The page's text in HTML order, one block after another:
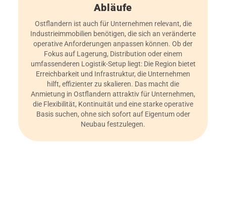
Abläufe
Ostflandern ist auch für Unternehmen relevant, die
Industrieimmobilien benötigen, die sich an veränderte
operative Anforderungen anpassen können. Ob der
Fokus auf Lagerung, Distribution oder einem
umfassenderen Logistik-Setup liegt: Die Region bietet
Erreichbarkeit und Infrastruktur, die Unternehmen
hilft, effizienter zu skalieren. Das macht die
Anmietung in Ostflandern attraktiv für Unternehmen,
die Flexibilität, Kontinuität und eine starke operative
Basis suchen, ohne sich sofort auf Eigentum oder
Neubau festzulegen.